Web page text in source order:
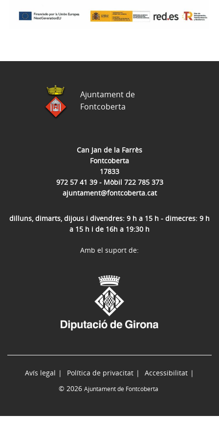
Can Jan de la Farrès
Fontcoberta
17833
972 57 41 39 - Mòbil 722 785 373
ajuntament@fontcoberta.cat
dilluns, dimarts, dijous i divendres: 9 h a 15 h - dimecres: 9 h
a 15 h i de 16h a 19:30 h
Ajuntament de
Fontcoberta
Avís legal Política de privacitat
Accessibilitat
© 2026 Ajuntament de Fontcoberta
Amb el suport de: